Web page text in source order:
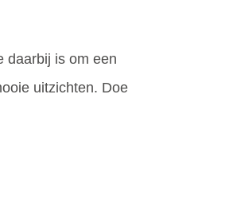
daarbij is om een
uitzichten. Doe